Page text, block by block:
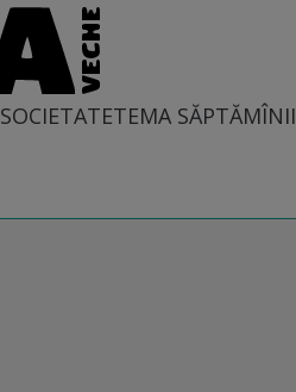
SOCIETATETEMA SĂPTĂMÎNII